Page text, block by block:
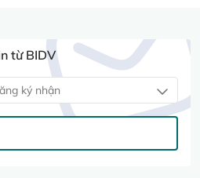
từ BIDV
ký nhận